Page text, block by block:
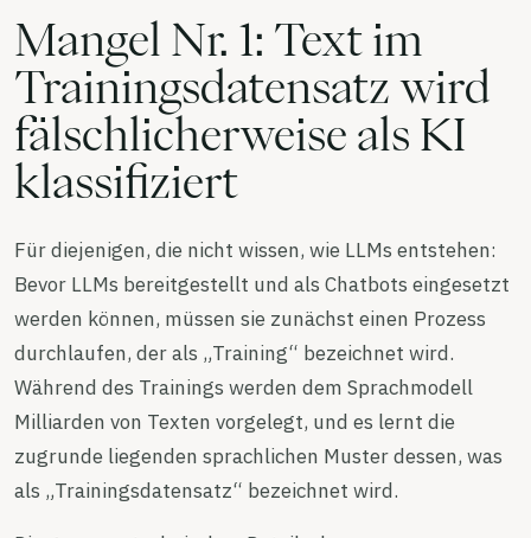
Mangel Nr. 1: Text im
Trainingsdatensatz wird
fälschlicherweise als KI
klassifiziert
Für diejenigen, die nicht wissen, wie LLMs entstehen:
Bevor LLMs bereitgestellt und als Chatbots eingesetzt
werden können, müssen sie zunächst einen Prozess
durchlaufen, der als „Training“ bezeichnet wird.
Während des Trainings werden dem Sprachmodell
Milliarden von Texten vorgelegt, und es lernt die
zugrunde liegenden sprachlichen Muster dessen, was
als „Trainingsdatensatz“ bezeichnet wird.